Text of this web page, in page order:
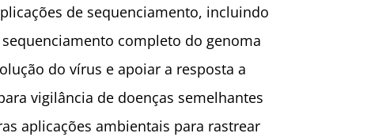
de sequenciamento, incluindo
completo do genoma
do vírus e apoiar a resposta a
vigilância de doenças semelhantes
aplicações ambientais para rastrear